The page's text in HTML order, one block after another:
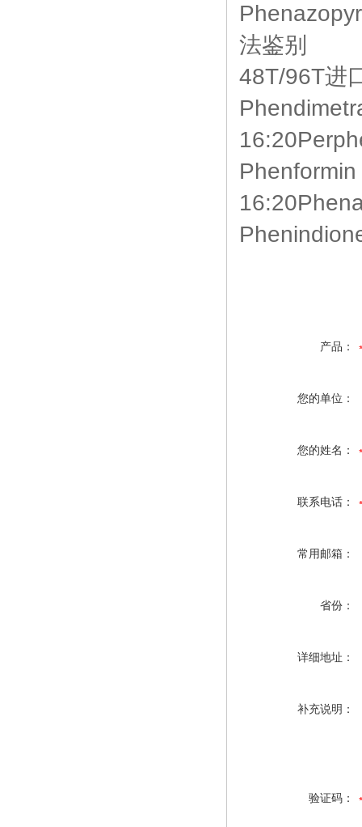
法鉴别
48T/96T进
产品：
您的单位：
您的姓名：
联系电话：
常用邮箱：
省份：
详细地址：
补充说明：
验证码：